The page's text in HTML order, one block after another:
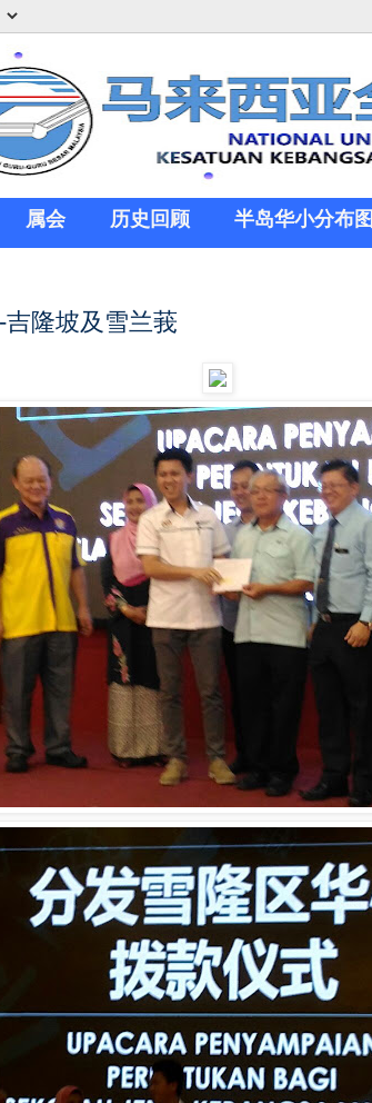
属会 历史回顾 半岛华小分布图
隆坡及雪兰莪